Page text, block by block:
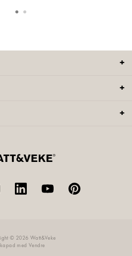
© 2026 Watt&Veke
med Vendre